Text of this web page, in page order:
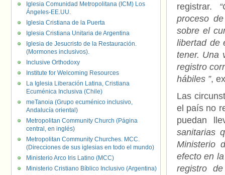
registrar.
proceso
sobre el
libertad de
tener. Una
registro
hábiles ”,
Las
el país no
puedan
sanitarias
Ministerio
efecto en
registro
Iglesia Comunidad Metropolitana (ICM) Los
Ángeles-EE.UU.
Iglesia Cristiana de la Puerta
Iglesia Cristiana Unitaria de Argentina
Iglesia de Jesucristo de la Restauración.
(Mormones inclusivos).
Inclusive Orthodoxy
Institute for Welcoming Resources
La Iglesia Liberación Latina, Cristiana
Ecuménica Inclusiva (Chile)
meTanoia (Grupo ecuménico inclusivo,
Andalucía oriental)
Metropolitan Community Church (Página
central, en inglés)
Metropolitan Community Churches. MCC.
(Direcciones de sus iglesias en todo el mundo)
Ministerio Arco Iris Latino (MCC)
Ministerio Cristiano Bíblico Inclusivo (Argentina)